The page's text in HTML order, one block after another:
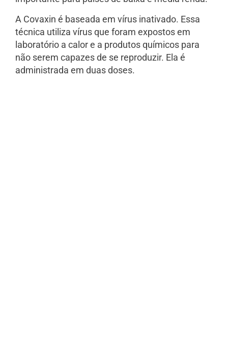
A Covaxin é baseada em vírus inativado. Essa
técnica utiliza vírus que foram expostos em
laboratório a calor e a produtos químicos para
não serem capazes de se reproduzir. Ela é
administrada em duas doses.